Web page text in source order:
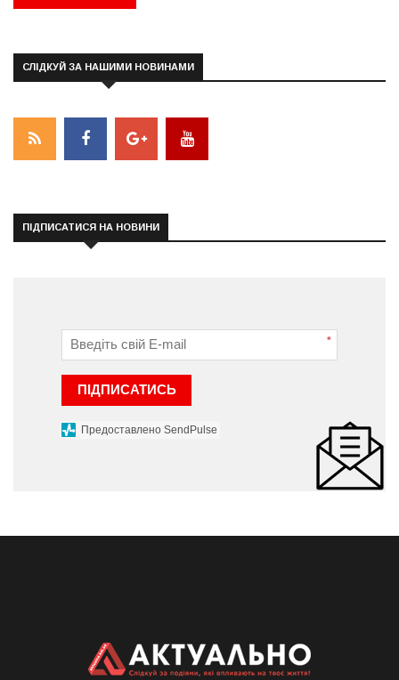
СЛІДКУЙ ЗА НАШИМИ НОВИНАМИ
ПІДПИСАТИСЯ НА НОВИНИ
*
ПІДПИСАТИСЬ
Предоставлено SendPulse